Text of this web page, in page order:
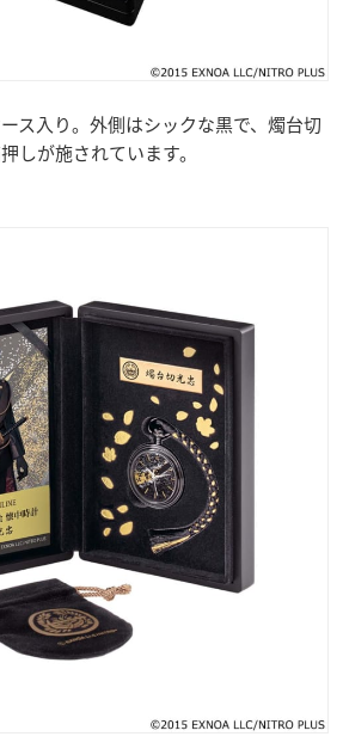
ス入り。外側はシックな黒で、燭台切
しが施されています。